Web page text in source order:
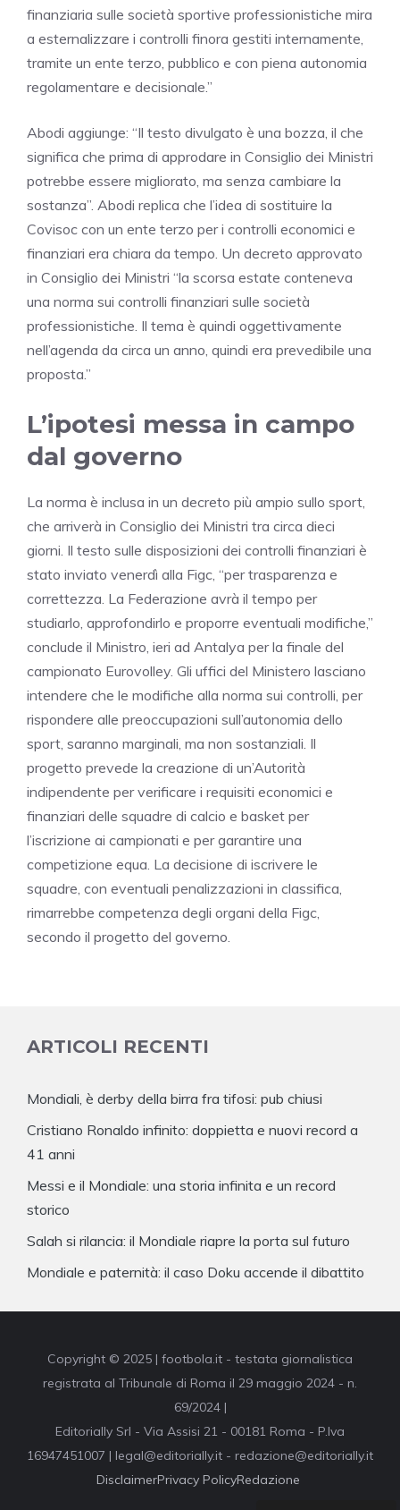
finanziaria sulle società sportive professionistiche mira
a esternalizzare i controlli finora gestiti internamente,
tramite un ente terzo, pubblico e con piena autonomia
regolamentare e decisionale.”
Abodi aggiunge: “Il testo divulgato è una bozza, il che
significa che prima di approdare in Consiglio dei Ministri
potrebbe essere migliorato, ma senza cambiare la
sostanza”. Abodi replica che l’idea di sostituire la
Covisoc con un ente terzo per i controlli economici e
finanziari era chiara da tempo. Un decreto approvato
in Consiglio dei Ministri “la scorsa estate conteneva
una norma sui controlli finanziari sulle società
professionistiche. Il tema è quindi oggettivamente
nell’agenda da circa un anno, quindi era prevedibile una
proposta.”
L’ipotesi messa in campo
dal governo
La norma è inclusa in un decreto più ampio sullo sport,
che arriverà in Consiglio dei Ministri tra circa dieci
giorni. Il testo sulle disposizioni dei controlli finanziari è
stato inviato venerdì alla Figc, “per trasparenza e
correttezza. La Federazione avrà il tempo per
studiarlo, approfondirlo e proporre eventuali modifiche,”
conclude il Ministro, ieri ad Antalya per la finale del
campionato Eurovolley. Gli uffici del Ministero lasciano
intendere che le modifiche alla norma sui controlli, per
rispondere alle preoccupazioni sull’autonomia dello
sport, saranno marginali, ma non sostanziali. Il
progetto prevede la creazione di un’Autorità
indipendente per verificare i requisiti economici e
finanziari delle squadre di calcio e basket per
l’iscrizione ai campionati e per garantire una
competizione equa. La decisione di iscrivere le
squadre, con eventuali penalizzazioni in classifica,
rimarrebbe competenza degli organi della Figc,
secondo il progetto del governo.
ARTICOLI RECENTI
Mondiali, è derby della birra fra tifosi: pub chiusi
Cristiano Ronaldo infinito: doppietta e nuovi record a
41 anni
Messi e il Mondiale: una storia infinita e un record
storico
Salah si rilancia: il Mondiale riapre la porta sul futuro
Mondiale e paternità: il caso Doku accende il dibattito
Copyright © 2025 | footbola.it - testata giornalistica
registrata al Tribunale di Roma il 29 maggio 2024 - n.
69/2024 |
Editorially Srl - Via Assisi 21 - 00181 Roma - P.Iva
16947451007 | legal@editorially.it - redazione@editorially.it
DisclaimerPrivacy PolicyRedazione